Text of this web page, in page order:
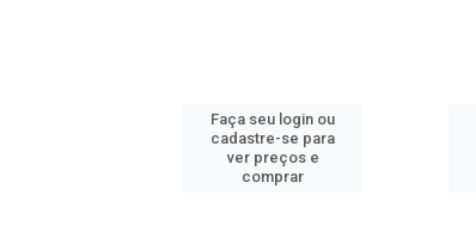
Faça seu login ou
cadastre-se para
ver preços e
comprar